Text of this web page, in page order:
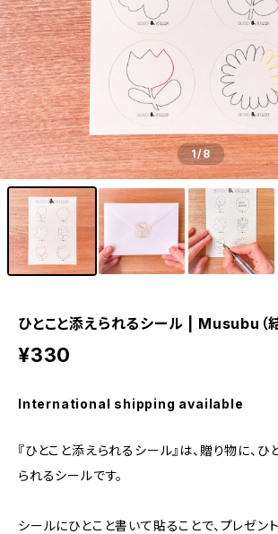
1/8
ひとこと添えられるシール | Musubu（結
¥330
International shipping available
『ひとこと添えられるシール』は、贈り物に、
られるシールです。
シールにひとこと書いて貼ることで、プレゼン